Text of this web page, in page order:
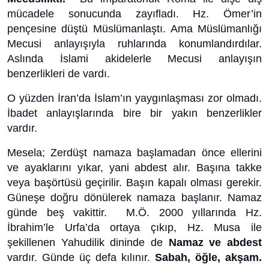
mücadele sonucunda
zayıfladı.
Hz. Ömer’in
pençesine düştü Müslümanlaştı. Ama Müslümanlığı
Mecusi anlayışıyla ruhlarında konumlandırdılar.
Aslında İslami akidelerle Mecusi anlayışın
benzerlikleri de vardı.
O yüzden İran’da İslam’ın yaygınlaşması zor olmadı.
İbadet anlayışlarında bire bir yakın benzerlikler
vardır.
Mesela; Zerdüşt namaza başlamadan önce ellerini
ve ayaklarını yıkar, yani abdest alır. Başına takke
veya başörtüsü geçirilir. Başın kapalı olması gerekir.
Güneşe doğru dönülerek namaza başlanır. Namaz
günde beş vakittir. M.Ö. 2000 yıllarında Hz.
İbrahim’le Urfa’da ortaya çıkıp, Hz. Musa ile
şekillenen Yahudilik dininde de Namaz ve abdest
vardır. Günde üç defa kılınır. Sabah, öğle, akşam.